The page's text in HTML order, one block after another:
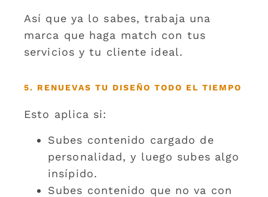
Así que ya lo sabes, trabaja una
marca que haga match con tus
servicios y tu cliente ideal.
5. RENUEVAS TU DISEÑO TODO EL TIEMPO
Esto aplica si:
Subes contenido cargado de
personalidad, y luego subes algo
insípido.
Subes contenido que no va con